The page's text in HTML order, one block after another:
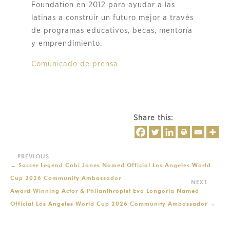
Foundation en 2012 para ayudar a las
latinas a construir un futuro mejor a través
de programas educativos, becas, mentoría
y emprendimiento.
Comunicado de prensa
Share this:
← Soccer Legend Cobi Jones Named Official Los Angeles World
Cup 2026 Community Ambassador
Award Winning Actor & Philanthropist Eva Longoria Named
Official Los Angeles World Cup 2026 Community Ambassador →